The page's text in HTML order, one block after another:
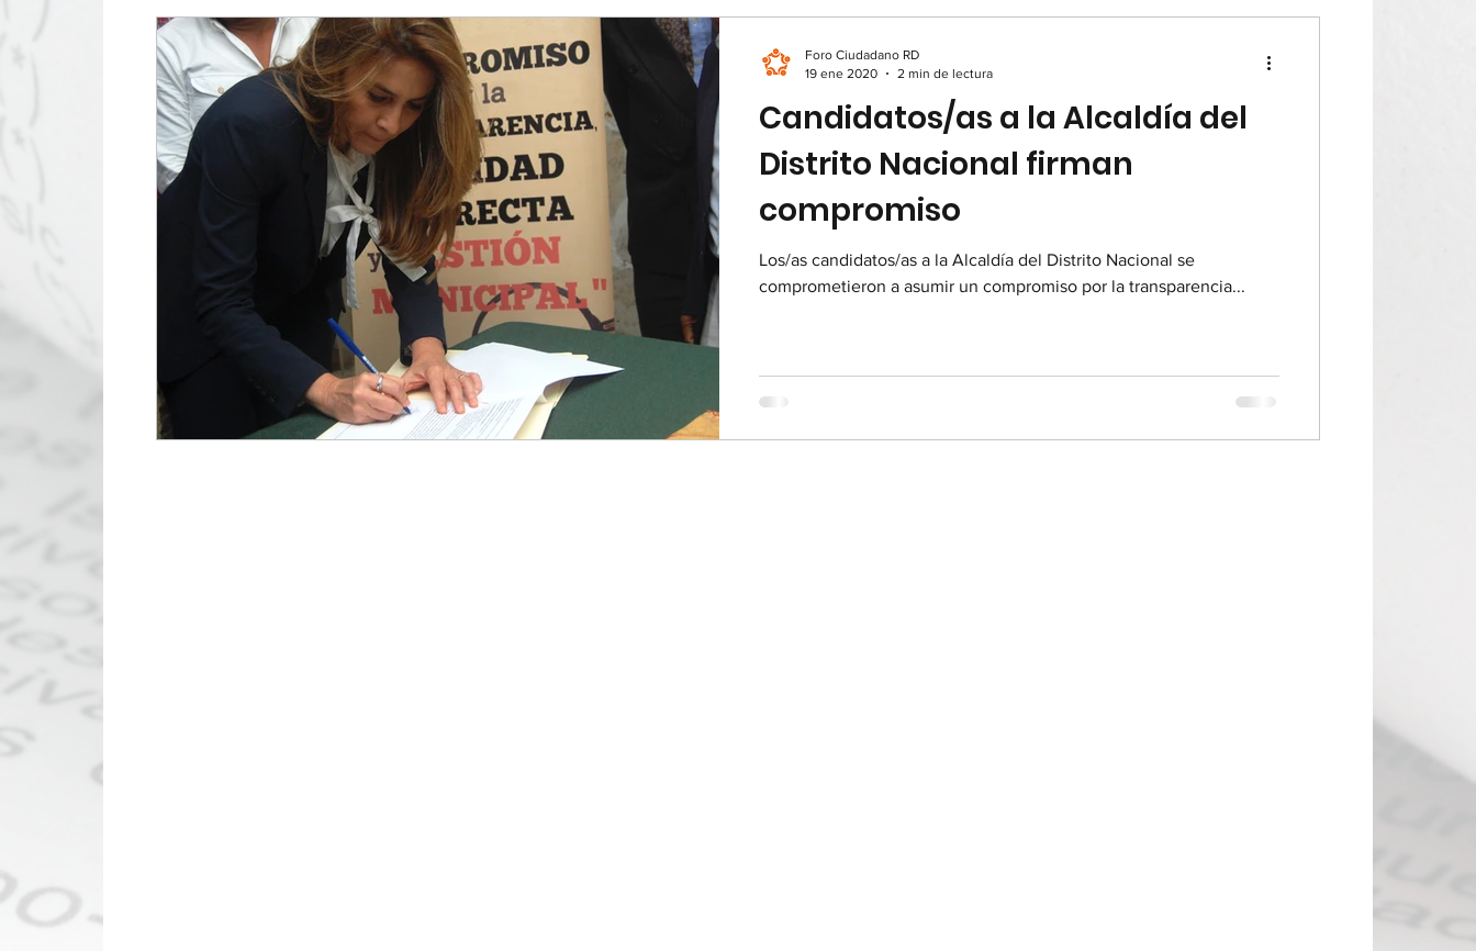
Candidatos/as a la Alcaldía del
Distrito Nacional firman
compromiso
Los/as candidatos/as a la Alcaldía del Distrito Nacional se
comprometieron a asumir un compromiso por la transparencia...
Foro Ciudadano RD
19 ene 2020
2 min de lectura